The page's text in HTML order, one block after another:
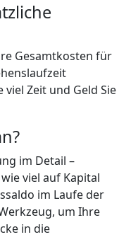
Gesamtkosten für
Zeit und Geld Sie
im Detail –
viel auf Kapital
im Laufe der
um Ihre
in die